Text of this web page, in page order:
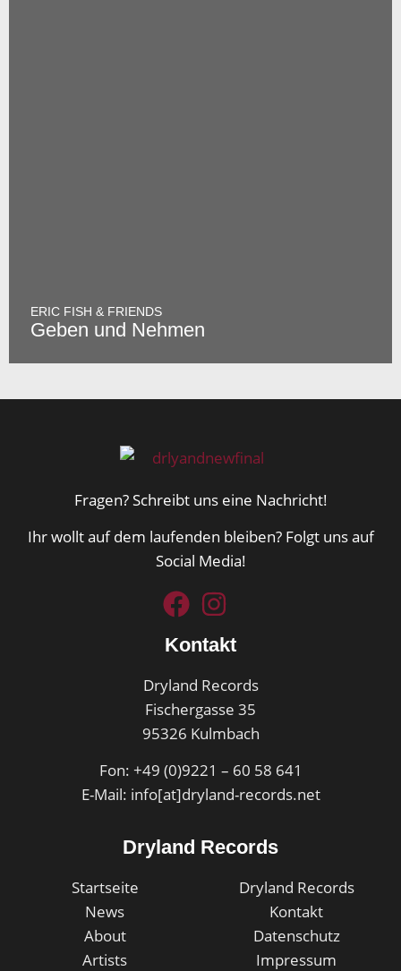
ERIC FISH & FRIENDS
Geben und Nehmen
Fragen? Schreibt uns eine Nachricht!
Ihr wollt auf dem laufenden bleiben? Folgt uns auf
Social Media!
Kontakt
Dryland Records
Fischergasse 35
95326 Kulmbach
Fon: +49 (0)9221 – 60 58 641
E-Mail: info[at]dryland-records.net
Dryland Records
Startseite
News
About
Artists
Dryland Records
Kontakt
Datenschutz
Impressum